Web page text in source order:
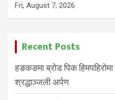
Fri, August 7, 2026
Recent Posts
हङकङमा ब्रोड पिक
श्रद्धाञ्जली अर्पण